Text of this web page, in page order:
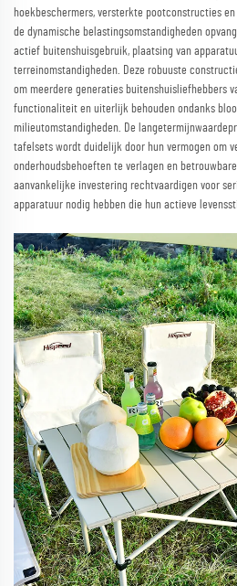
hoekbeschermers, versterkte pootconstructies
de dynamische belastingsomstandigheden
actief buitenshuisgebruik, plaatsing van
terreinomstandigheden. Deze robuuste
om meerdere generaties buitenshuisliefhebbers
functionaliteit en uiterlijk behouden ondanks
milieutomstandigheden. De
tafelsets wordt duidelijk door hun vermogen om
onderhoudsbehoeften te verlagen en
aanvankelijke investering rechtvaardigen voor
apparatuur nodig hebben die hun actieve